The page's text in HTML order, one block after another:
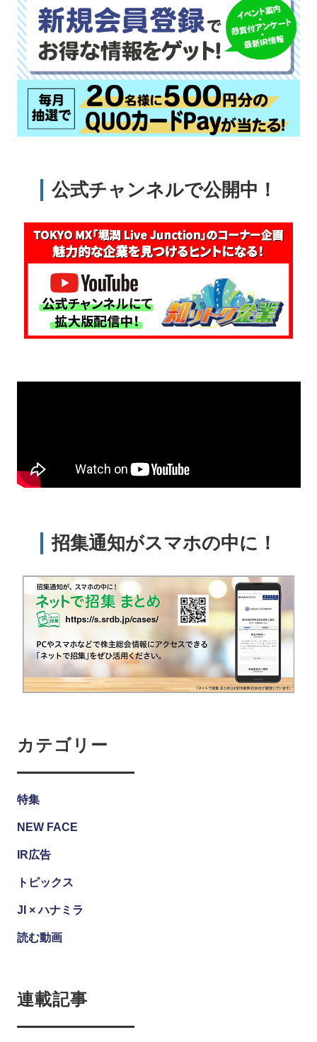
公式チャンネルで公開中！
招集通知がスマホの中に！
カテゴリー
特集
NEW FACE
IR広告
トピックス
JI × ハナミラ
読む動画
連載記事